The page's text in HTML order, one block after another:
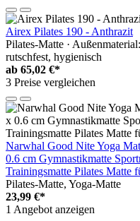
Airex Pilates 190 - Anthrazit
Pilates-Matte ·
rutschfest, hygienisch
ab 65,02 €*
3 Preise vergleichen
Narwhal Good Nite Yoga
0.6 cm Gymnastikmatte
Trainingsmatte Pilates Matte
Pilates-Matte, Yoga-Matte
23,99 €*
1 Angebot anzeigen